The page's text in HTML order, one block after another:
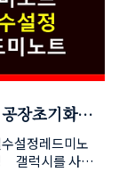
장초기화
정설정레드미노
갤럭시를 사용